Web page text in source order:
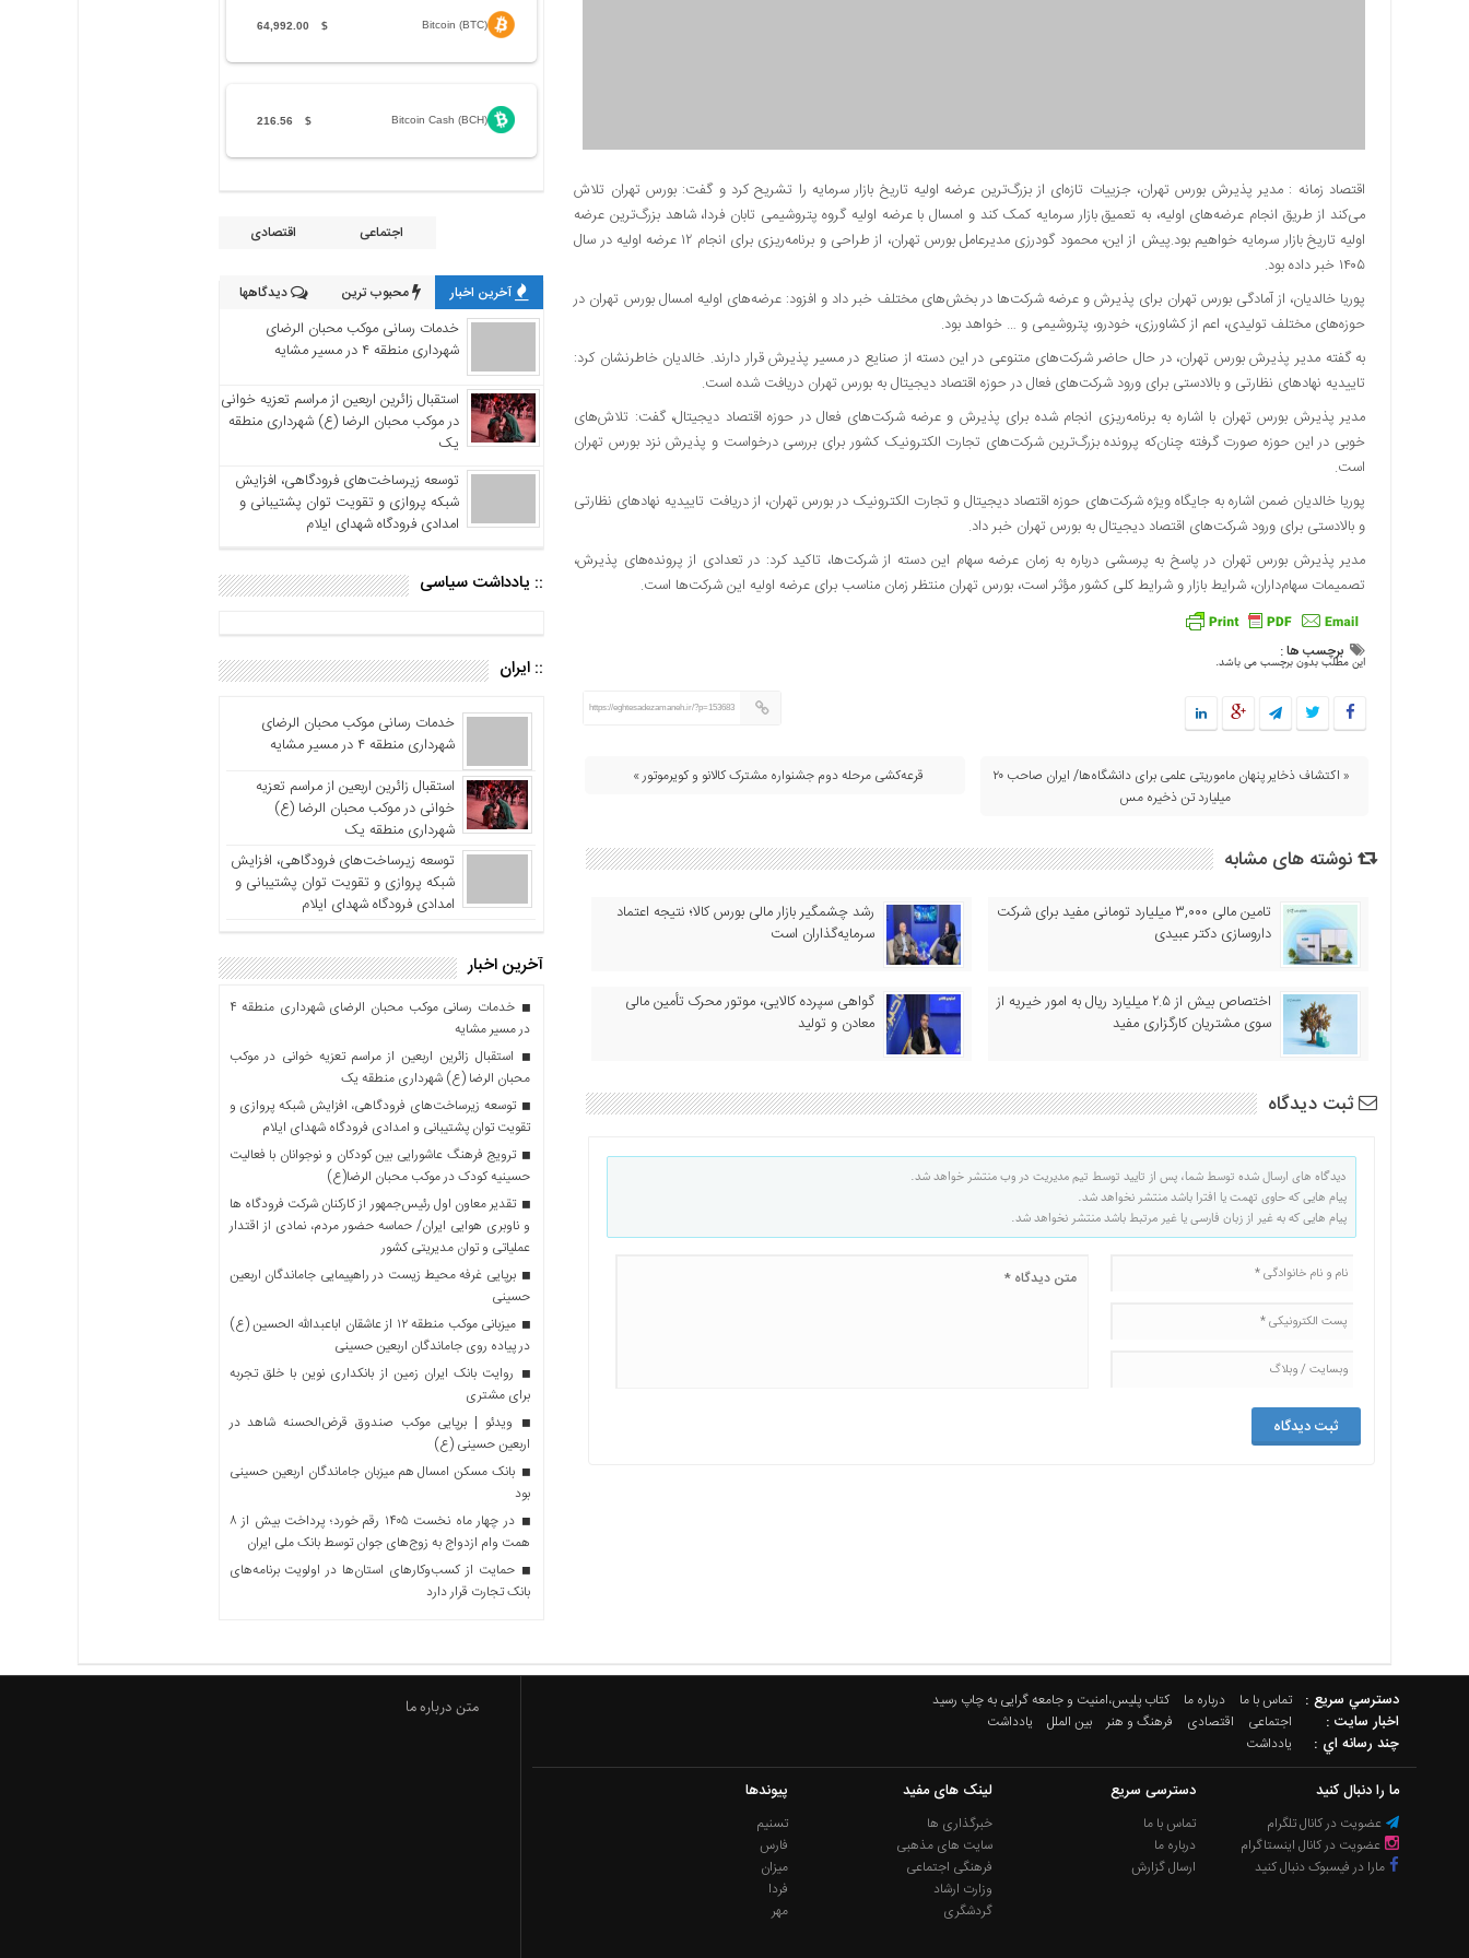
اقتصاد زمانه : مدیر پذیرش بورس تهران، جزییات تازه‌ای از بزرگ‌ترین عرضه اولیه تاریخ بازار سرمایه را تشریح کرد و گفت: بورس تهران تلاش
می‌کند از طریق انجام عرضه‌های اولیه، به تعمیق بازار سرمایه کمک کند و امسال با عرضه اولیه گروه پتروشیمی تابان فردا، شاهد بزرگ‌ترین عرضه
اولیه تاریخ بازار سرمایه خواهیم بود.پیش از این، محمود گودرزی مدیرعامل بورس تهران، از طراحی و برنامه‌ریزی برای انجام ۱۲ عرضه اولیه در سال
۱۴۰۵ خبر داده بود.
پوریا خالدیان، از آمادگی بورس تهران برای پذیرش و عرضه شرکت‌ها در بخش‌های مختلف خبر داد و افزود: عرضه‌های اولیه امسال بورس تهران در
حوزه‌های مختلف تولیدی، اعم از کشاورزی، خودرو، پتروشیمی و … خواهد بود.
به گفته مدیر پذیرش بورس تهران، در حال حاضر شرکت‌های متنوعی در این دسته از صنایع در مسیر پذیرش قرار دارند. خالدیان خاطرنشان کرد:
تاییدیه نهادهای نظارتی و بالادستی برای ورود شرکت‌های فعال در حوزه اقتصاد دیجیتال به بورس تهران دریافت شده است.
مدیر پذیرش بورس تهران با اشاره به برنامه‌ریزی انجام شده برای پذیرش و عرضه شرکت‌های فعال در حوزه اقتصاد دیجیتال، گفت: تلاش‌های
خوبی در این حوزه صورت گرفته چنان‌که پرونده بزرگ‌ترین شرکت‌های تجارت الکترونیک کشور برای بررسی درخواست و پذیرش نزد بورس تهران
است.
پوریا خالدیان ضمن اشاره به جایگاه ویژه شرکت‌های حوزه اقتصاد دیجیتال و تجارت الکترونیک در بورس تهران، از دریافت تاییدیه نهادهای نظارتی
و بالادستی برای ورود شرکت‌های اقتصاد دیجیتال به بورس تهران خبر داد.
مدیر پذیرش بورس تهران در پاسخ به پرسشی درباره به زمان عرضه سهام این دسته از شرکت‌ها، تاکید کرد: در تعدادی از پرونده‌های پذیرش،
تصمیمات سهام‌داران، شرایط بازار و شرایط کلی کشور مؤثر است، بورس تهران منتظر زمان مناسب برای عرضه اولیه این شرکت‌ها است.
برچسب ها :
این مطلب بدون برچسب می باشد.
https://eghtesadezamaneh.ir/?p=153683
« اکتشاف ذخایر پنهان ماموریتی علمی برای دانشگاه‌ها/ ایران صاحب ۲۰
میلیارد تن ذخیره مس
قرعه‌کشی مرحله دوم جشنواره مشترک کالانو و کویرموتور »
نوشته های مشابه
تامین مالی ۳,۰۰۰ میلیارد تومانی مفید برای شرکت
داروسازی دکتر عبیدی
رشد چشمگیر بازار مالی بورس کالا؛ نتیجه اعتماد
سرمایه‌گذاران است
اختصاص بیش از ۲.۵ میلیارد ریال به امور خیریه از
سوی مشتریان کارگزاری مفید
گواهی سپرده کالایی، موتور محرک تأمین مالی
معادن و تولید
ثبت دیدگاه
دیدگاه های ارسال شده توسط شما، پس از تایید توسط تیم مدیریت در وب منتشر خواهد شد.
پیام هایی که حاوی تهمت یا افترا باشد منتشر نخواهد شد.
پیام هایی که به غیر از زبان فارسی یا غیر مرتبط باشد منتشر نخواهد شد.
Bitcoin (BTC)
$
64,992.00
Bitcoin Cash (BCH)
$
216.56
اجتماعی اقتصادی
آخرین اخبار محبوب ترین دیدگاهها
خدمات رسانی موکب محبان الرضای
شهرداری منطقه ۴ در مسیر مشایه
استقبال زائرین اربعین از مراسم تعزیه خوانی
در موکب محبان الرضا (ع) شهرداری منطقه
یک
توسعه زیرساخت‌های فرودگاهی، افزایش
شبکه پروازی و تقویت توان پشتیبانی و
امدادی فرودگاه شهدای ایلام
:: یادداشت سیاسی
:: ایران
خدمات رسانی موکب محبان الرضای
شهرداری منطقه ۴ در مسیر مشایه
استقبال زائرین اربعین از مراسم تعزیه
خوانی در موکب محبان الرضا (ع)
شهرداری منطقه یک
توسعه زیرساخت‌های فرودگاهی، افزایش
شبکه پروازی و تقویت توان پشتیبانی و
امدادی فرودگاه شهدای ایلام
آخرین اخبار
خدمات رسانی موکب محبان الرضای شهرداری منطقه ۴
در مسیر مشایه
استقبال زائرین اربعین از مراسم تعزیه خوانی در موکب
محبان الرضا (ع) شهرداری منطقه یک
توسعه زیرساخت‌های فرودگاهی، افزایش شبکه پروازی و
تقویت توان پشتیبانی و امدادی فرودگاه شهدای ایلام
ترویج فرهنگ عاشورایی بین کودکان و نوجوانان با فعالیت
حسینیه کودک در موکب محبان الرضا(ع)
تقدیر معاون اول رئیس‌جمهور از کارکنان شرکت فرودگاه ها
و ناوبری هوایی ایران/ حماسه حضور مردم، نمادی از اقتدار
عملیاتی و توان مدیریتی کشور
برپایی غرفه محیط زیست در راهپیمایی جاماندگان اربعین
حسینی
میزبانی موکب منطقه ۱۲ از عاشقان اباعبدالله الحسین (ع)
در پیاده روی جاماندگان اربعین حسینی
روایت بانک ایران زمین از بانکداری نوین با خلق تجربه
برای مشتری
ویدئو | برپایی موکب صندوق قرض‌الحسنه شاهد در
اربعین حسینی (ع)
بانک مسکن امسال هم میزبان جاماندگان اربعین حسینی
بود
در چهار ماه نخست ۱۴۰۵ رقم خورد؛ پرداخت بیش از ۸
همت وام ازدواج به زوج‌های جوان توسط بانک ملی ایران
حمایت از کسب‌وکارهای استان‌ها در اولویت برنامه‌های
بانک تجارت قرار دارد
دسترسي سريع : تماس با ما درباره ما کتاب پلیس،امنیت و جامعه گرایی به چاپ رسید
اخبار سایت : اجتماعی اقتصادی فرهنگ و هنر بین الملل یادداشت
چند رسانه اي : یادداشت
ما را دنبال کنید
عضویت در کانال تلگرام
عضویت در کانال اینستاگرام
مارا در فیسبوک دنبال کنید
دسترسی سریع
تماس با ما
درباره ما
ارسال گزارش
لینک های مفید
خبرگذاری ها
سایت های مذهبی
فرهنگی اجتماعی
وزارت ارشاد
گردشگری
پیوندها
تسنیم
فارس
میزان
فردا
مهر
متن درباره ما